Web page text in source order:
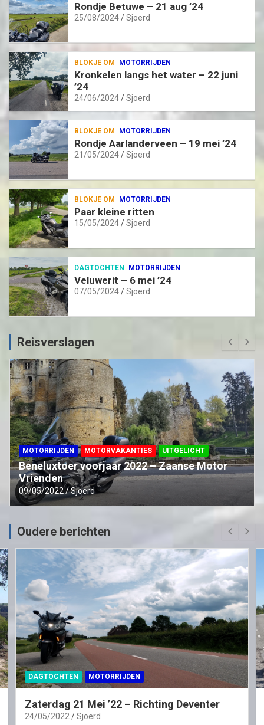
Rondje Betuwe – 21 aug ’24
25/08/2024 Sjoerd
BLOKJE OM MOTORRIJDEN
Kronkelen langs het water – 22 juni
’24
24/06/2024 Sjoerd
BLOKJE OM MOTORRIJDEN
Rondje Aarlanderveen – 19 mei ’24
21/05/2024 Sjoerd
BLOKJE OM MOTORRIJDEN
Paar kleine ritten
15/05/2024 Sjoerd
DAGTOCHTEN MOTORRIJDEN
Veluwerit – 6 mei ’24
07/05/2024 Sjoerd
Reisverslagen
MOTORRIJDEN MOTORVAKANTIES UITGELICHT
Beneluxtoer voorjaar 2022 – Zaanse Motor
Vrienden
09/05/2022 Sjoerd
Oudere berichten
DAGTOCHTEN MOTORRIJDEN
Zaterdag 21 Mei ’22 – Richting Deventer
24/05/2022 Sjoerd